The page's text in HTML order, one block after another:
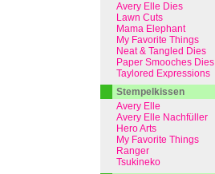
Avery Elle Dies
Lawn Cuts
Mama Elephant
My Favorite Things
Neat & Tangled Dies
Paper Smooches Dies
Taylored Expressions
Stempelkissen
Avery Elle
Avery Elle Nachfüller
Hero Arts
My Favorite Things
Ranger
Tsukineko